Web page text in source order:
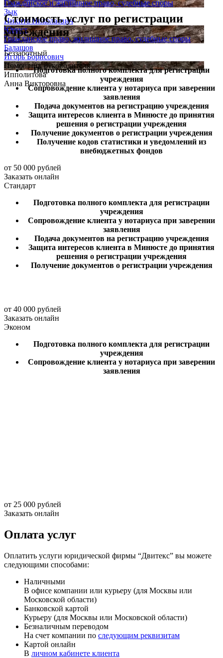
Гражданское и жилищное право, судебные споры
Зык
Никита Николаевич
Юрист
Гражданское право, жилищное право, судебные споры
Балашов
Игорь Борисович
Помощник руководителя
Ипполитова
Анна Викторовна
Стоимость услуг по регистрации
учреждения
Беззаботный
Подготовка полного комплекта для регистрации
учреждения
Сопровождение клиента у нотариуса при заверении
заявления
Подача документов на регистрацию учреждения
Защита интересов клиента в Минюсте до принятия
решения о регистрации учреждения
Получение документов о регистрации учреждения
Получение кодов статистики и уведомлений из
внебюджетных фондов
от 50 000 рублей
Заказать онлайн
Стандарт
Подготовка полного комплекта для регистрации
учреждения
Сопровождение клиента у нотариуса при заверении
заявления
Подача документов на регистрацию учреждения
Защита интересов клиента в Минюсте до принятия
решения о регистрации учреждения
Получение документов о регистрации учреждения
от 40 000 рублей
Заказать онлайн
Эконом
Подготовка полного комплекта для регистрации
учреждения
Сопровождение клиента у нотариуса при заверении
заявления
от 25 000 рублей
Заказать онлайн
Оплата услуг
Оплатить услуги юридической фирмы “Двитекс” вы можете
следующими способами:
Наличными
В офисе компании или курьеру (для Москвы или
Московской области)
Банковской картой
Курьеру (для Москвы или Московской области)
Безналичным переводом
На счет компании по следующим реквизитам
Картой онлайн
В личном кабинете клиента